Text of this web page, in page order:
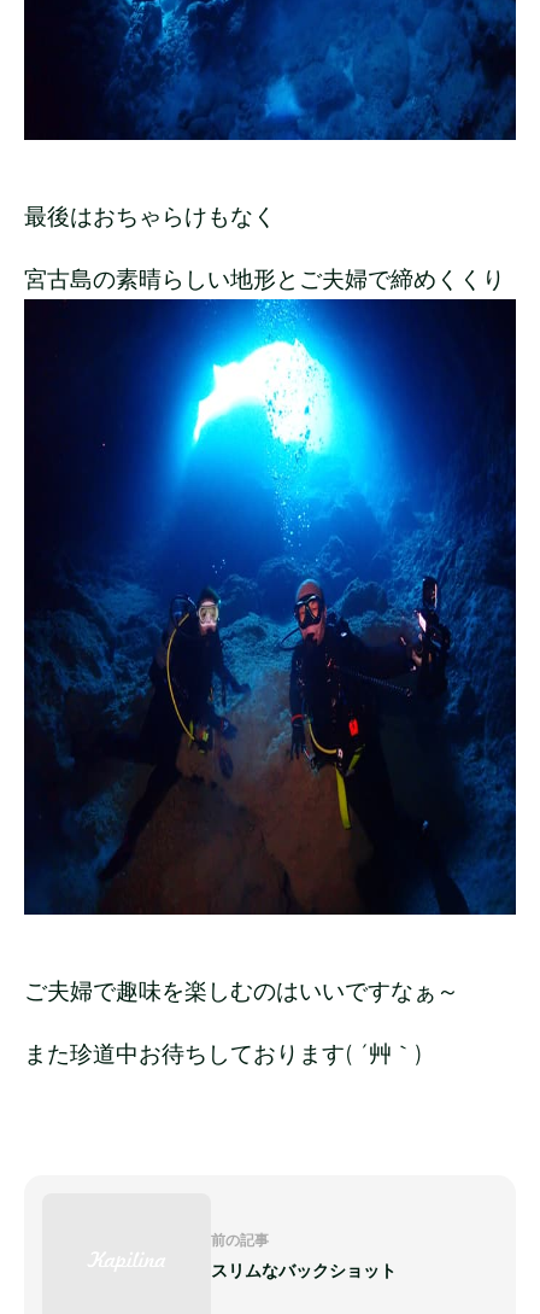
最後はおちゃらけもなく
宮古島の素晴らしい地形とご夫婦で締めくくり
ご夫婦で趣味を楽しむのはいいですなぁ～
また珍道中お待ちしております( ´艸｀)
前の記事
スリムなバックショット